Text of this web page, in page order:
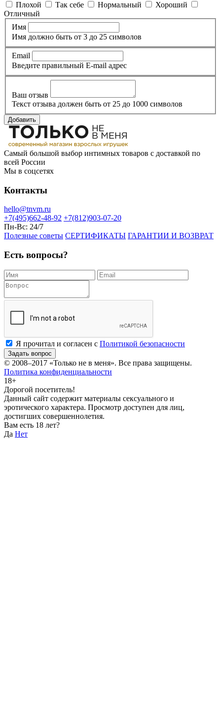
Плохой
Так себе Нормальный
Хороший
Отличный
Имя
Имя должно быть от 3 до 25 символов
Email
Введите правильный E-mail адрес
Ваш отзыв
Текст отзыва должен быть от 25 до 1000 символов
Добавить
Самый большой выбор интимных товаров с доставкой по
всей России
Мы в соцсетях
Контакты
hello@tnvm.ru
+7(495)662-48-92 +7(812)903-07-20
Пн-Вс: 24/7
Полезные советы СЕРТИФИКАТЫ ГАРАНТИИ И ВОЗВРАТ
Есть вопросы?
Я прочитал и согласен с Политикой безопасности
Задать вопрос
© 2008–2017 «Только не в меня». Все права защищены.
Политика конфиденциальности
18+
Дорогой посетитель!
Данный сайт содержит материалы сексуального и
эротического характера. Просмотр доступен для лиц,
достигших совершеннолетия.
Вам есть 18 лет?
Да Нет